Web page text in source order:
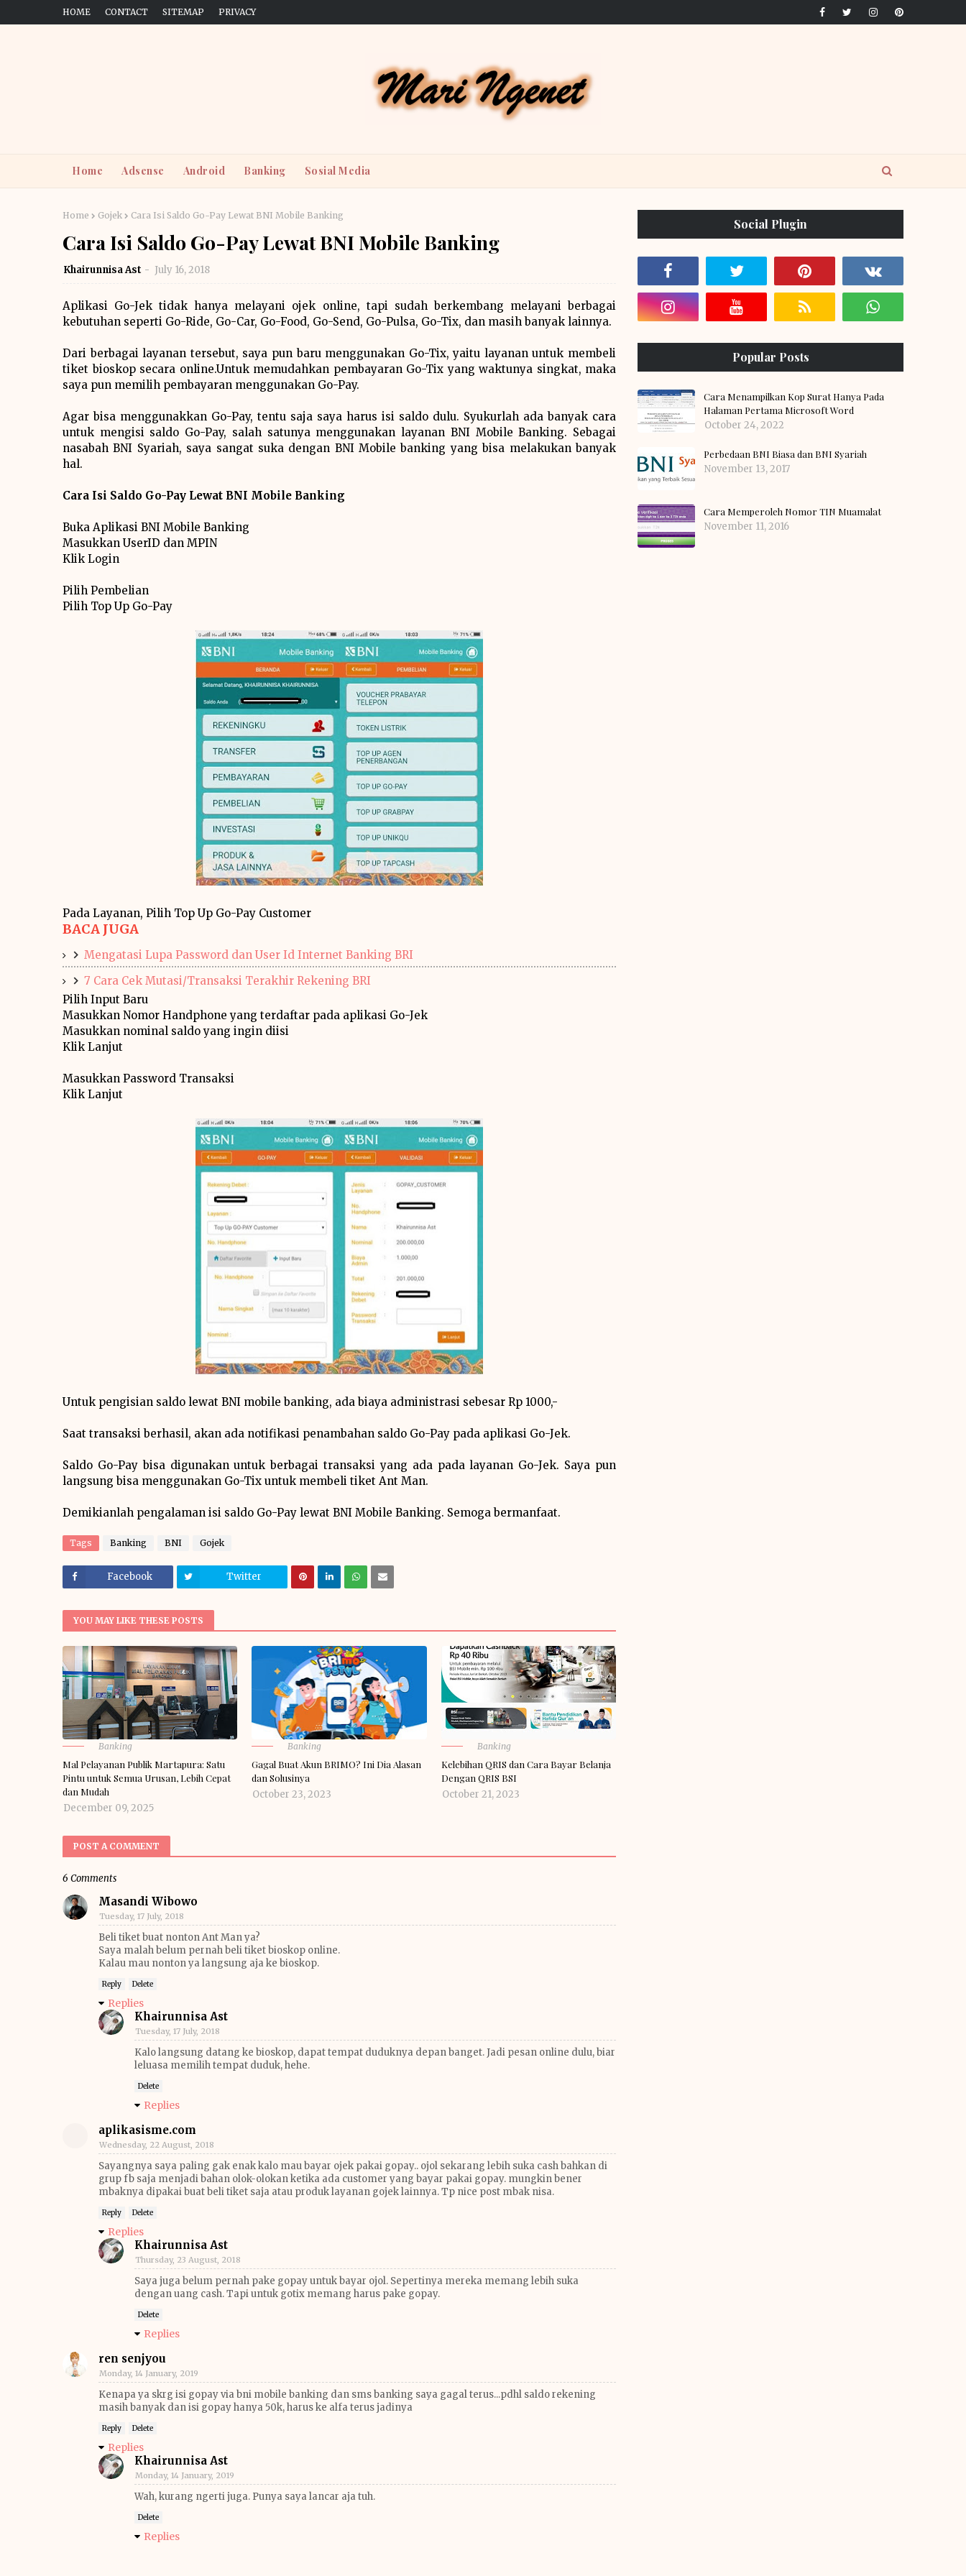
HOME CONTACT SITEMAP PRIVACY
Home Adsense Android Banking Sosial Media
Home Gojek Cara Isi Saldo Go-Pay Lewat BNI Mobile Banking
Cara Isi Saldo Go-Pay Lewat BNI Mobile Banking
Khairunnisa Ast July 16, 2018
Aplikasi Go-Jek tidak hanya melayani ojek online, tapi sudah berkembang melayani berbagai
kebutuhan seperti Go-Ride, Go-Car, Go-Food, Go-Send, Go-Pulsa, Go-Tix, dan masih banyak lainnya.
Dari berbagai layanan tersebut, saya pun baru menggunakan Go-Tix, yaitu layanan untuk membeli
tiket bioskop secara online.Untuk memudahkan pembayaran Go-Tix yang waktunya singkat, maka
saya pun memilih pembayaran menggunakan Go-Pay.
Agar bisa menggunakkan Go-Pay, tentu saja saya harus isi saldo dulu. Syukurlah ada banyak cara
untuk mengisi saldo Go-Pay, salah satunya menggunakan layanan BNI Mobile Banking. Sebagai
nasabah BNI Syariah, saya sangat suka dengan BNI Mobile banking yang bisa melakukan banyak
hal.
Cara Isi Saldo Go-Pay Lewat BNI Mobile Banking
Buka Aplikasi BNI Mobile Banking
Masukkan UserID dan MPIN
Klik Login
Pilih Pembelian
Pilih Top Up Go-Pay
Pada Layanan, Pilih Top Up Go-Pay Customer
BACA JUGA
Mengatasi Lupa Password dan User Id Internet Banking BRI
7 Cara Cek Mutasi/Transaksi Terakhir Rekening BRI
Pilih Input Baru
Masukkan Nomor Handphone yang terdaftar pada aplikasi Go-Jek
Masukkan nominal saldo yang ingin diisi
Klik Lanjut
Masukkan Password Transaksi
Klik Lanjut
Untuk pengisian saldo lewat BNI mobile banking, ada biaya administrasi sebesar Rp 1000,-
Saat transaksi berhasil, akan ada notifikasi penambahan saldo Go-Pay pada aplikasi Go-Jek.
Saldo Go-Pay bisa digunakan untuk berbagai transaksi yang ada pada layanan Go-Jek. Saya pun
langsung bisa menggunakan Go-Tix untuk membeli tiket Ant Man.
Demikianlah pengalaman isi saldo Go-Pay lewat BNI Mobile Banking. Semoga bermanfaat.
Tags Banking BNI Gojek
Facebook Twitter
YOU MAY LIKE THESE POSTS
Banking
Mal Pelayanan Publik Martapura: Satu
Pintu untuk Semua Urusan, Lebih Cepat
dan Mudah
December 09, 2025
Banking
Gagal Buat Akun BRIMO? Ini Dia Alasan
dan Solusinya
October 23, 2023
Banking
Kelebihan QRIS dan Cara Bayar Belanja
Dengan QRIS BSI
October 21, 2023
POST A COMMENT
6 Comments
Masandi Wibowo
Tuesday, 17 July, 2018
Beli tiket buat nonton Ant Man ya?
Saya malah belum pernah beli tiket bioskop online.
Kalau mau nonton ya langsung aja ke bioskop.
Reply Delete
Replies
Khairunnisa Ast
Tuesday, 17 July, 2018
Kalo langsung datang ke bioskop, dapat tempat duduknya depan banget. Jadi pesan online dulu, biar
leluasa memilih tempat duduk, hehe.
Delete
Replies
aplikasisme.com
Wednesday, 22 August, 2018
Sayangnya saya paling gak enak kalo mau bayar ojek pakai gopay.. ojol sekarang lebih suka cash bahkan di
grup fb saja menjadi bahan olok-olokan ketika ada customer yang bayar pakai gopay. mungkin bener
mbaknya dipakai buat beli tiket saja atau produk layanan gojek lainnya. Tp nice post mbak nisa.
Reply Delete
Replies
Khairunnisa Ast
Thursday, 23 August, 2018
Saya juga belum pernah pake gopay untuk bayar ojol. Sepertinya mereka memang lebih suka
dengan uang cash. Tapi untuk gotix memang harus pake gopay.
Delete
Replies
ren senjyou
Monday, 14 January, 2019
Kenapa ya skrg isi gopay via bni mobile banking dan sms banking saya gagal terus...pdhl saldo rekening
masih banyak dan isi gopay hanya 50k, harus ke alfa terus jadinya
Reply Delete
Replies
Khairunnisa Ast
Monday, 14 January, 2019
Wah, kurang ngerti juga. Punya saya lancar aja tuh.
Delete
Replies
Social Plugin
Popular Posts
Cara Menampilkan Kop Surat Hanya Pada
Halaman Pertama Microsoft Word
October 24, 2022
Perbedaan BNI Biasa dan BNI Syariah
November 13, 2017
Cara Memperoleh Nomor TIN Muamalat
November 11, 2016